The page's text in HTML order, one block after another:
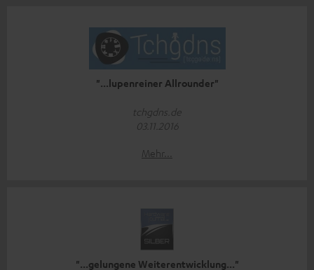
"...lupenreiner Allrounder"
tchgdns.de
03.11.2016
Mehr...
"...gelungene Weiterentwicklung..."